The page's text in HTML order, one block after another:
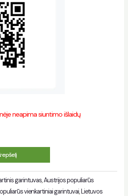
neapima siuntimo išlaidų
garintuvas,Austrijos populiarūs
vienkartiniai garintuvai, Lietuvos